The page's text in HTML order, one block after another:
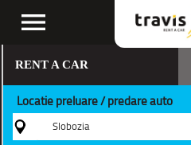
menu
RENT A CAR
Locatie preluare / predare auto
Slobozia